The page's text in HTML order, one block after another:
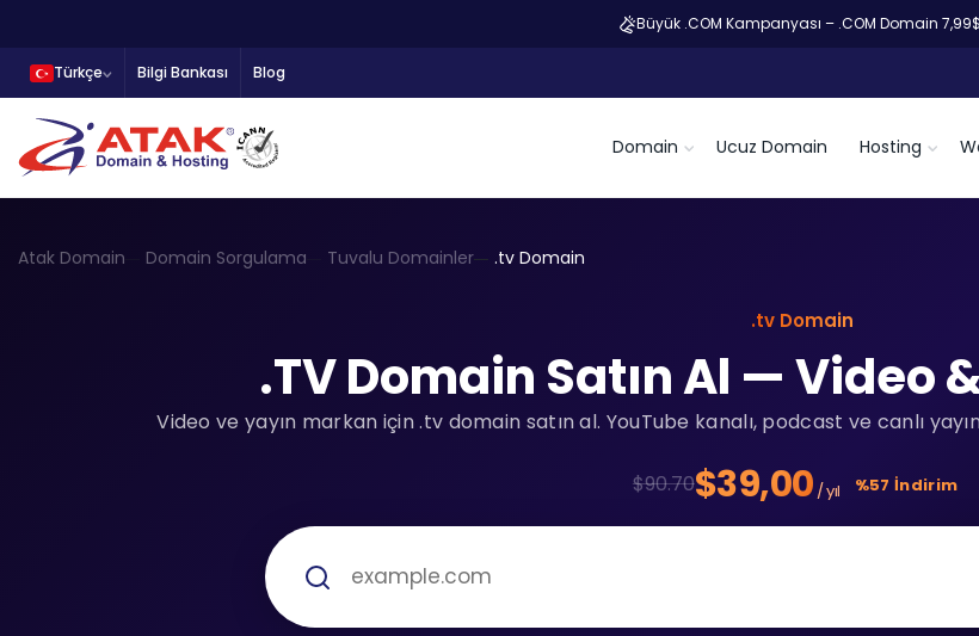
Büyük .COM Kampanyası – .COM Domain
Türkçe Bilgi Bankası Blog
Domain Ucuz Domain Hosting
Atak Domain Domain Sorgulama Tuvalu Domainler .tv Domain
.tv Domain
.TV Domain Satın Al — Video
Video ve yayın markan için .tv domain satın al. YouTube kanalı, podcast ve canlı
$90.70$39,00 / yıl %57 İndirim